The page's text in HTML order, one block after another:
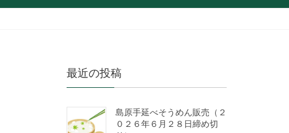
最近の投稿
島原手延べそうめん販売（２
０２６年６月２８日締め切